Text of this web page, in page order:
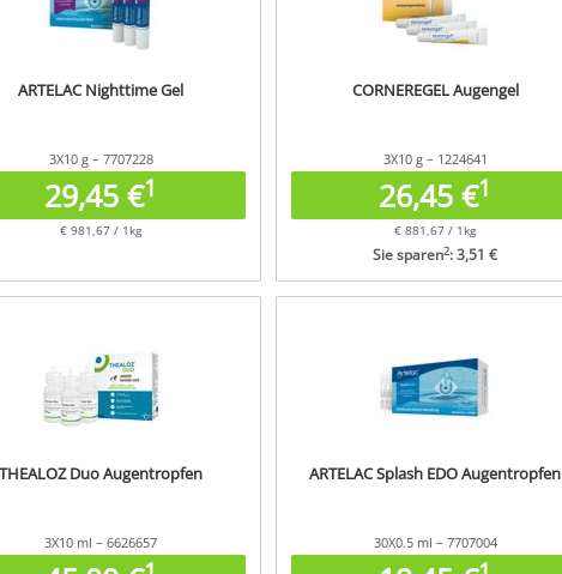
ARTELAC Nighttime Gel
3X10 g – 7707228
29,45 €1
€ 981,67 / 1kg
CORNEREGEL Augengel
3X10 g – 1224641
26,45 €1
€ 881,67 / 1kg
Sie sparen2: 3,51 €
THEALOZ Duo Augentropfen
3X10 ml – 6626657
ARTELAC Splash EDO Augentropfen
30X0.5 ml – 7707004